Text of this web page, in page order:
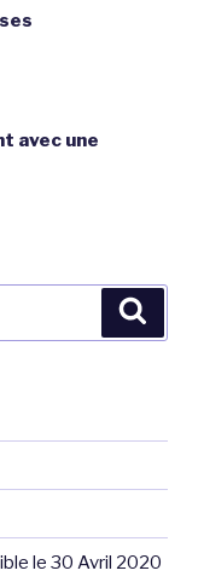
avec une
le 30 Avril 2020